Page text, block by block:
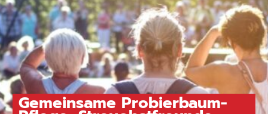
Gemeinsame Probierbaum-